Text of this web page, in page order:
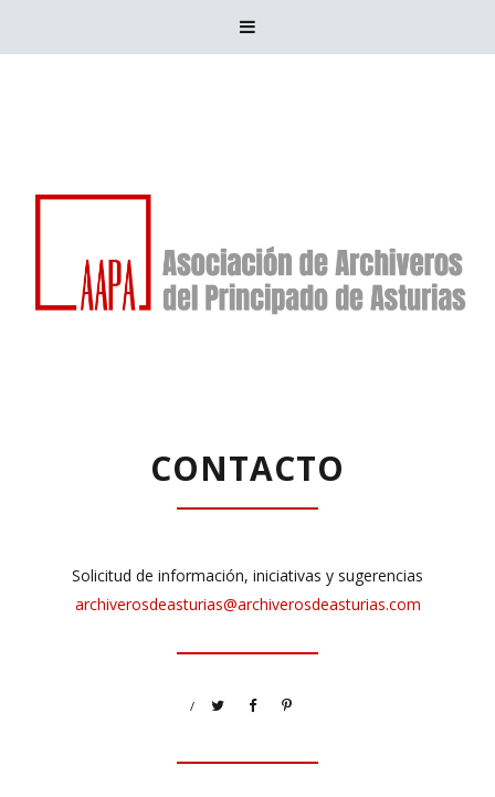

CONTACTO
Solicitud de información, iniciativas y sugerencias
archiverosdeasturias@archiverosdeasturias.com
/